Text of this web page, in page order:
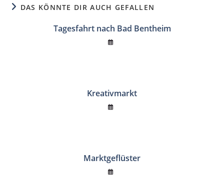
DAS KÖNNTE DIR AUCH GEFALLEN
Tagesfahrt nach Bad Bentheim
Kreativmarkt
Marktgeflüster